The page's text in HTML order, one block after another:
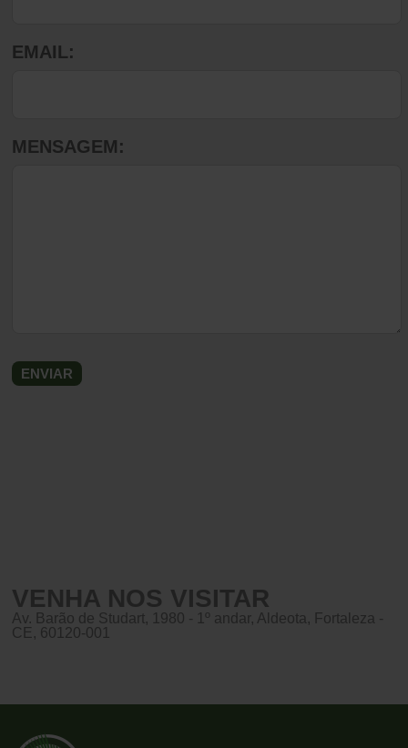
EMAIL:
MENSAGEM:
VENHA NOS VISITAR
Av. Barão de Studart, 1980 - 1º andar, Aldeota, Fortaleza -
CE, 60120-001